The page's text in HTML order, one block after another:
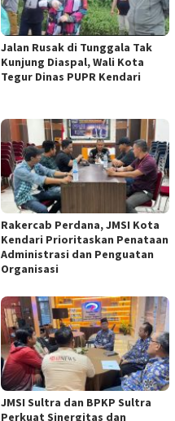
Jalan Rusak di Tunggala Tak
Kunjung Diaspal, Wali Kota
Tegur Dinas PUPR Kendari
Rakercab Perdana, JMSI Kota
Kendari Prioritaskan Penataan
Administrasi dan Penguatan
Organisasi
JMSI Sultra dan BPKP Sultra
Perkuat Sinergitas dan